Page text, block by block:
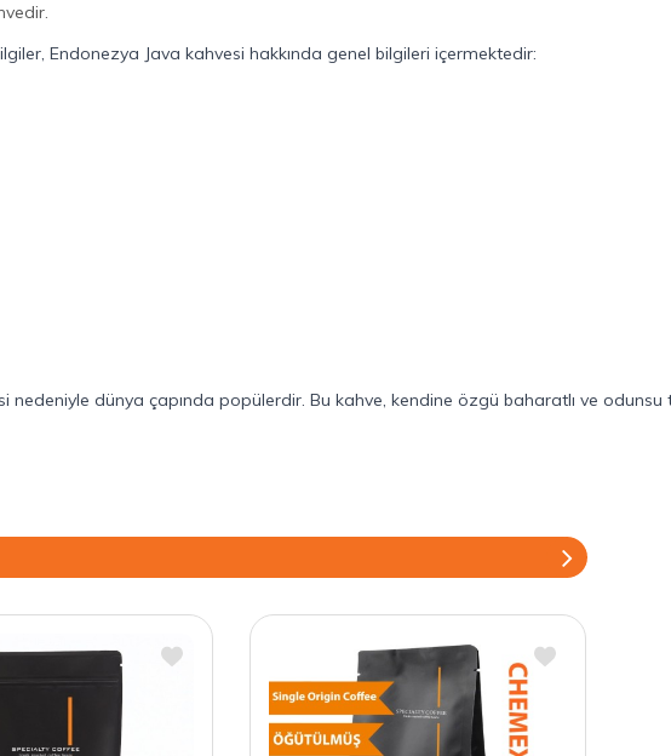
Endonezya Java kahvesi hakkında genel bilgileri içermektedir:
dünya çapında popülerdir. Bu kahve, kendine özgü baharatlı ve